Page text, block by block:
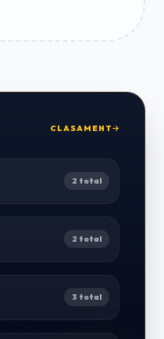
CLASAMENT
2 total
2 total
3 total